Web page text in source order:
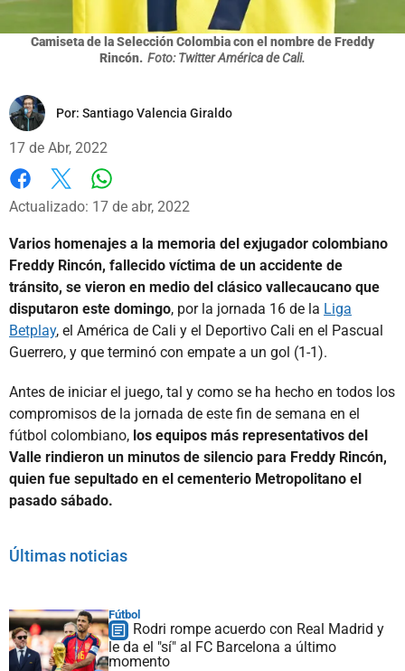
Camiseta de la Selección Colombia con el nombre de Freddy
Rincón. Foto: Twitter América de Cali.
Por: Santiago Valencia Giraldo
17 de Abr, 2022
Facebook
X
Actualizado: 17 de abr, 2022
Varios homenajes a la memoria del exjugador colombiano
Freddy Rincón, fallecido víctima de un accidente de
tránsito, se vieron en medio del clásico vallecaucano que
disputaron este domingo, por la jornada 16 de la Liga
Betplay, el América de Cali y el Deportivo Cali en el Pascual
Guerrero, y que terminó con empate a un gol (1-1).
Antes de iniciar el juego, tal y como se ha hecho en todos los
compromisos de la jornada de este fin de semana en el
fútbol colombiano, los equipos más representativos del
Valle rindieron un minutos de silencio para Freddy Rincón,
quien fue sepultado en el cementerio Metropolitano el
pasado sábado.
Últimas noticias
Fútbol
Rodri rompe acuerdo con Real Madrid y
le da el "sí" al FC Barcelona a último
momento